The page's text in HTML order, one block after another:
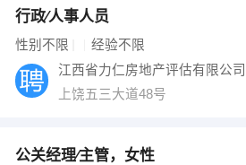
行政∕人事人员
性别不限 经验不限
江西省力仁房地产评估有限公司
上饶五三大道48号
公关经理∕主管，女性